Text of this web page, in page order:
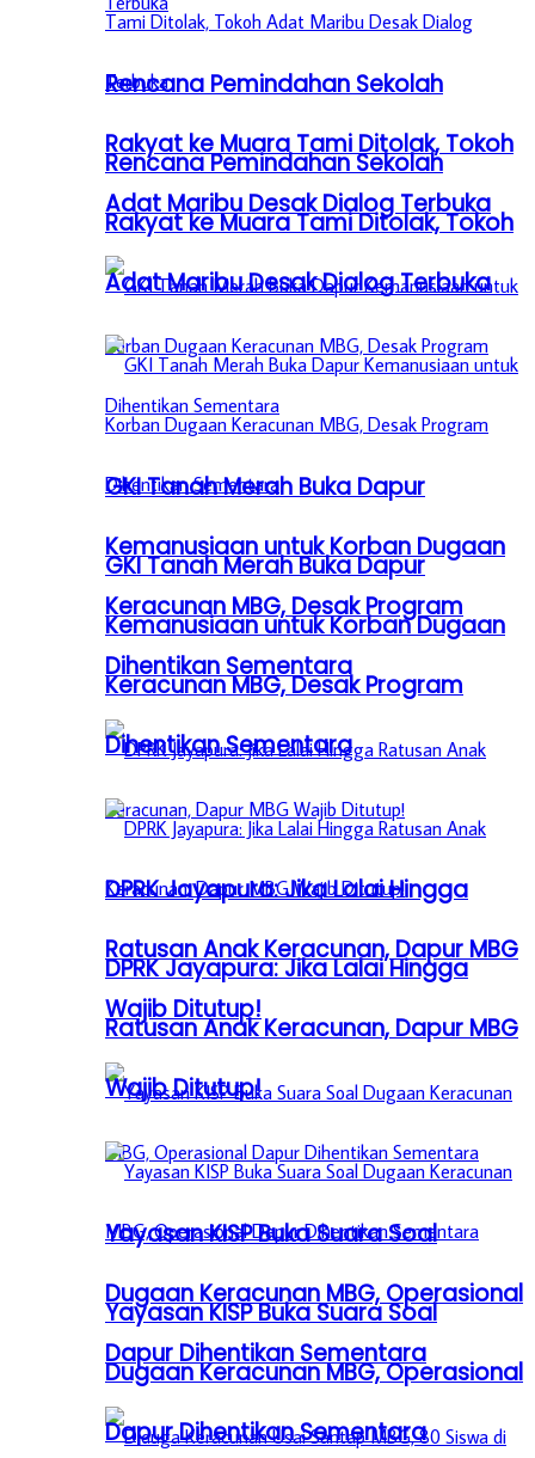
Rencana Pemindahan Sekolah
Rakyat ke Muara Tami Ditolak, Tokoh
Adat Maribu Desak Dialog Terbuka
GKI Tanah Merah Buka Dapur
Kemanusiaan untuk Korban Dugaan
Keracunan MBG, Desak Program
Dihentikan Sementara
DPRK Jayapura: Jika Lalai Hingga
Ratusan Anak Keracunan, Dapur MBG
Wajib Ditutup!
Yayasan KISP Buka Suara Soal
Dugaan Keracunan MBG, Operasional
Dapur Dihentikan Sementara
Rencana Pemindahan Sekolah
Rakyat ke Muara Tami Ditolak, Tokoh
Adat Maribu Desak Dialog Terbuka
GKI Tanah Merah Buka Dapur
Kemanusiaan untuk Korban Dugaan
Keracunan MBG, Desak Program
Dihentikan Sementara
DPRK Jayapura: Jika Lalai Hingga
Ratusan Anak Keracunan, Dapur MBG
Wajib Ditutup!
Yayasan KISP Buka Suara Soal
Dugaan Keracunan MBG, Operasional
Dapur Dihentikan Sementara